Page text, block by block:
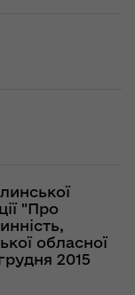
"Про
обласної
2015